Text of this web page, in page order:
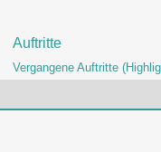
Auftritte
Vergangene Auftritte